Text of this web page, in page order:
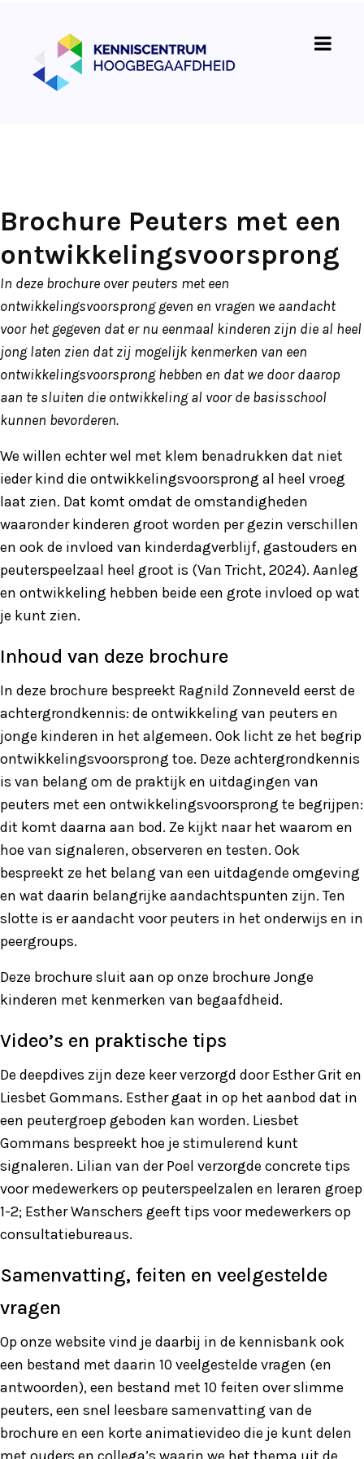
Brochure Peuters met een
ontwikkelingsvoorsprong
In deze brochure over peuters met een
ontwikkelingsvoorsprong geven en vragen we aandacht
voor het gegeven dat er nu eenmaal kinderen zijn die al heel
jong laten zien dat zij mogelijk kenmerken van een
ontwikkelingsvoorsprong hebben en dat we door daarop
aan te sluiten die ontwikkeling al voor de basisschool
kunnen bevorderen.
We willen echter wel met klem benadrukken dat niet
ieder kind die ontwikkelingsvoorsprong al heel vroeg
laat zien. Dat komt omdat de omstandigheden
waaronder kinderen groot worden per gezin verschillen
en ook de invloed van kinderdagverblijf, gastouders en
peuterspeelzaal heel groot is (Van Tricht, 2024). Aanleg
en ontwikkeling hebben beide een grote invloed op wat
je kunt zien.
Inhoud van deze brochure
In deze brochure bespreekt Ragnild Zonneveld eerst de
achtergrondkennis: de ontwikkeling van peuters en
jonge kinderen in het algemeen. Ook licht ze het begrip
ontwikkelingsvoorsprong toe. Deze achtergrondkennis
is van belang om de praktijk en uitdagingen van
peuters met een ontwikkelingsvoorsprong te begrijpen:
dit komt daarna aan bod. Ze kijkt naar het waarom en
hoe van signaleren, observeren en testen. Ook
bespreekt ze het belang van een uitdagende omgeving
en wat daarin belangrijke aandachtspunten zijn. Ten
slotte is er aandacht voor peuters in het onderwijs en in
peergroups.
Deze brochure sluit aan op onze brochure Jonge
kinderen met kenmerken van begaafdheid.
Video’s en praktische tips
De deepdives zijn deze keer verzorgd door Esther Grit en
Liesbet Gommans. Esther gaat in op het aanbod dat in
een peutergroep geboden kan worden. Liesbet
Gommans bespreekt hoe je stimulerend kunt
signaleren. Lilian van der Poel verzorgde concrete tips
voor medewerkers op peuterspeelzalen en leraren groep
1-2; Esther Wanschers geeft tips voor medewerkers op
consultatiebureaus.
Samenvatting, feiten en veelgestelde
vragen
Op onze website vind je daarbij in de kennisbank ook
een bestand met daarin 10 veelgestelde vragen (en
antwoorden), een bestand met 10 feiten over slimme
peuters, een snel leesbare samenvatting van de
brochure en een korte animatievideo die je kunt delen